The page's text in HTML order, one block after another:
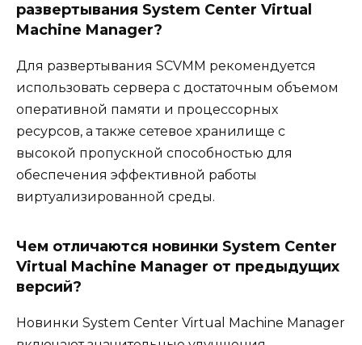
развертывания System Center Virtual
Machine Manager?
Для развертывания SCVMM рекомендуется
использовать сервера с достаточным объемом
оперативной памяти и процессорных
ресурсов, а также сетевое хранилище с
высокой пропускной способностью для
обеспечения эффективной работы
виртуализированной среды.
Чем отличаются новинки System Center
Virtual Machine Manager от предыдущих
версий?
Новинки System Center Virtual Machine Manager